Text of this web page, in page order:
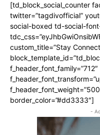
[td_block_social_counter
twitter=”tagdivofficial”
social-boxed td-social-
custom_title=”Stay
f_header_font_family=”712″
border_color=”#dd3333″]
-